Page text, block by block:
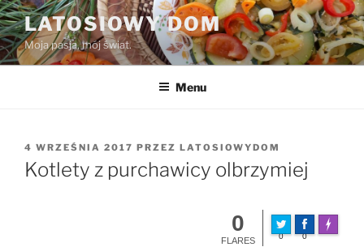
Przejdź
do
treści
LATOSIOWY DOM
Moja pasja, mój świat.
Menu
OPUBLIKOWANE
W
4 WRZEŚNIA 2017 PRZEZ LATOSIOWYDOM
Kotlety z purchawicy olbrzymiej
0
FLARES 0 0
Made with